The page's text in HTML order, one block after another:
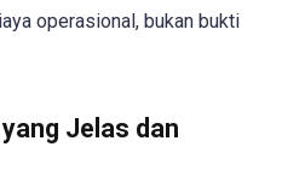
operasional, bukan bukti
Jelas dan